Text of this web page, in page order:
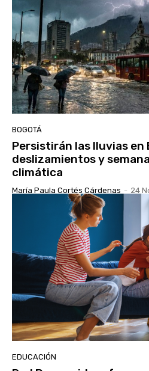
BOGOTÁ
Persistirán las lluvias en
deslizamientos y
climática
María Paula Cortés Cárdenas - 24
EDUCACIÓN